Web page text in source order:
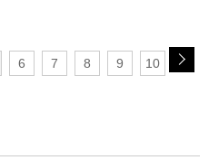
6 7 8 9 10